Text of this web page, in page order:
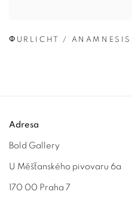
ΦURLICHT / ANAMNESIS
Adresa
Bold Gallery
U Měšťanského pivovaru 6a
170 00 Praha 7